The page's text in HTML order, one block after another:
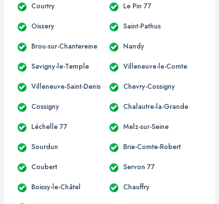
Courtry Le Pin 77
Oissery Saint-Pathus
Brou-sur-Chantereine Nandy
Savigny-le-Temple Villeneuve-le-Comte
Villeneuve-Saint-Denis Chevry-Cossigny
Cossigny Chalautre-la-Grande
Léchelle 77 Melz-sur-Seine
Sourdun Brie-Comte-Robert
Coubert Servon 77
Boissy-le-Châtel Chauffry